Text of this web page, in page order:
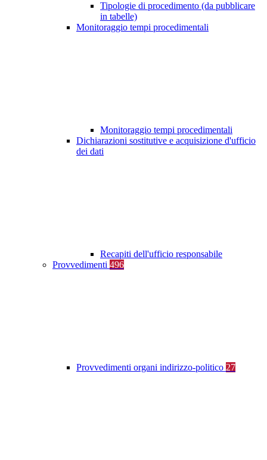
Tipologie di procedimento (da pubblicare
in tabelle)
Monitoraggio tempi procedimentali
Monitoraggio tempi procedimentali
Dichiarazioni sostitutive e acquisizione d'ufficio
dei dati
Recapiti dell'ufficio responsabile
Provvedimenti 496
Provvedimenti organi indirizzo-politico 27